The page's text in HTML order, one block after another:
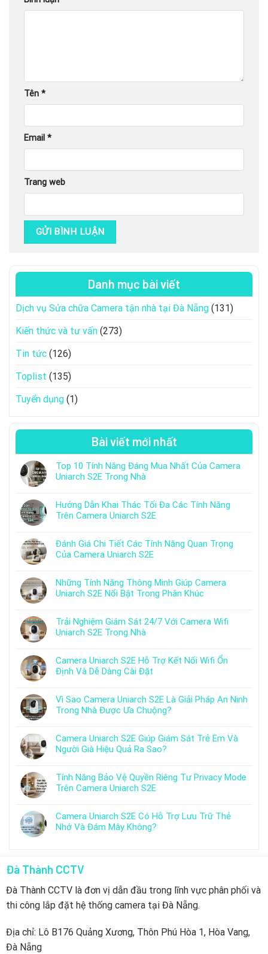
Tên *
Email *
Trang web
Danh mục bài viết
Dịch vụ Sửa chữa Camera tận nhà tại Đà Nẵng (131)
Kiến thức và tư vấn (273)
Tin tức (126)
Toplist (135)
Tuyển dụng (1)
Bài viết mới nhất
Top 10 Tính Năng Đáng Mua Nhất Của Camera
Uniarch S2E Trong Nhà
Hướng Dẫn Khai Thác Tối Đa Các Tính Năng
Trên Camera Uniarch S2E
Đánh Giá Chi Tiết Các Tính Năng Quan Trọng
Của Camera Uniarch S2E
Những Tính Năng Thông Minh Giúp Camera
Uniarch S2E Nổi Bật Trong Phân Khúc
Trải Nghiệm Giám Sát 24/7 Với Camera Wifi
Uniarch S2E Trong Nhà
Camera Uniarch S2E Hỗ Trợ Kết Nối Wifi Ổn
Định Và Dễ Dàng Cài Đặt
Vì Sao Camera Uniarch S2E Là Giải Pháp An Ninh
Trong Nhà Được Ưa Chuộng?
Camera Uniarch S2E Giúp Giám Sát Trẻ Em Và
Người Già Hiệu Quả Ra Sao?
Tính Năng Bảo Vệ Quyền Riêng Tư Privacy Mode
Trên Camera Uniarch S2E
Camera Uniarch S2E Có Hỗ Trợ Lưu Trữ Thẻ
Nhớ Và Đám Mây Không?
Đà Thành CCTV
Đà Thành CCTV là đơn vị dẫn đầu trong lĩnh vực phân phối và
thi công lắp đặt hệ thống camera tại Đà Nẵng.
Địa chỉ: Lô B176 Quảng Xương, Thôn Phú Hòa 1, Hòa Vang,
Đà Nẵng